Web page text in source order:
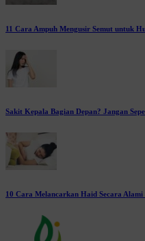
11 Cara Ampuh Mengusir Semut untuk
Sakit Kepala Bagian Depan? Jangan
10 Cara Melancarkan Haid Secara